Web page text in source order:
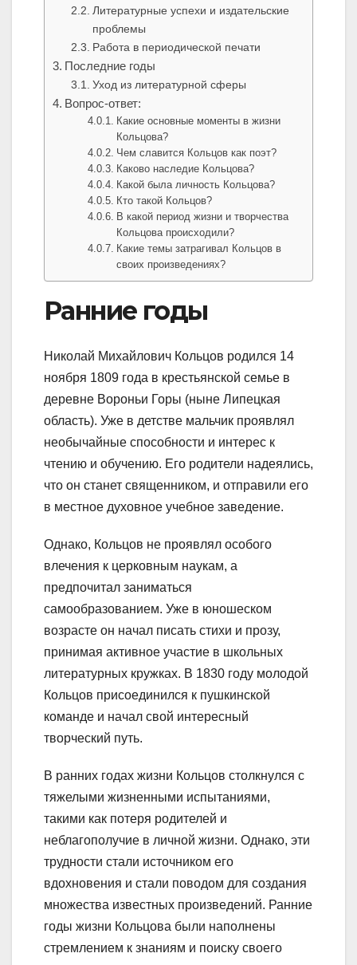
Литературные успехи и издательские
проблемы
Работа в периодической печати
Последние годы
Уход из литературной сферы
Вопрос-ответ:
Какие основные моменты в жизни
Кольцова?
Чем славится Кольцов как поэт?
Каково наследие Кольцова?
Какой была личность Кольцова?
Кто такой Кольцов?
В какой период жизни и творчества
Кольцова происходили?
Какие темы затрагивал Кольцов в
своих произведениях?
Ранние годы
Николай Михайлович Кольцов родился 14
ноября 1809 года в крестьянской семье в
деревне Вороньи Горы (ныне Липецкая
область). Уже в детстве мальчик проявлял
необычайные способности и интерес к
чтению и обучению. Его родители надеялись,
что он станет священником, и отправили его
в местное духовное учебное заведение.
Однако, Кольцов не проявлял особого
влечения к церковным наукам, а
предпочитал заниматься
самообразованием. Уже в юношеском
возрасте он начал писать стихи и прозу,
принимая активное участие в школьных
литературных кружках. В 1830 году молодой
Кольцов присоединился к пушкинской
команде и начал свой интересный
творческий путь.
В ранних годах жизни Кольцов столкнулся с
тяжелыми жизненными испытаниями,
такими как потеря родителей и
неблагополучие в личной жизни. Однако, эти
трудности стали источником его
вдохновения и стали поводом для создания
множества известных произведений. Ранние
годы жизни Кольцова были наполнены
стремлением к знаниям и поиску своего